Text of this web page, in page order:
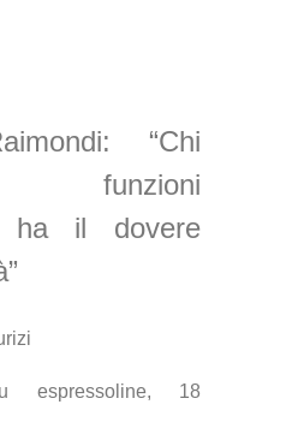
“Chi
funzioni
ha il dovere
espressoline, 18